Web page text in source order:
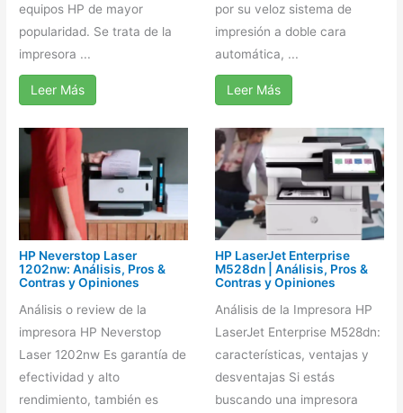
equipos HP de mayor
popularidad. Se trata de la
impresora ...
Leer Más
por su veloz sistema de
impresión a doble cara
automática, ...
Leer Más
HP Neverstop Laser
1202nw: Análisis, Pros &
Contras y Opiniones
Análisis o review de la
impresora HP Neverstop
Laser 1202nw Es garantía de
efectividad y alto
rendimiento, también es
HP LaserJet Enterprise
M528dn | Análisis, Pros &
Contras y Opiniones
Análisis de la Impresora HP
LaserJet Enterprise M528dn:
características, ventajas y
desventajas Si estás
buscando una impresora